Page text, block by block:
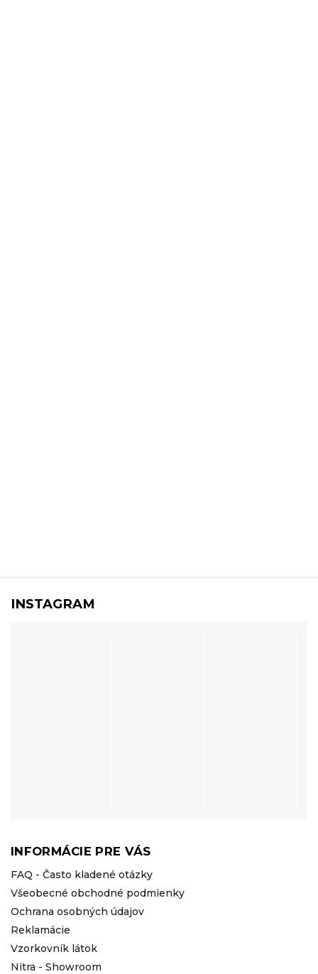
INFORMÁCIE PRE VÁS
FAQ - Často kladené otázky
Všeobecné obchodné podmienky
Ochrana osobných údajov
Reklamácie
Vzorkovník látok
Nitra - Showroom
INSTAGRAM